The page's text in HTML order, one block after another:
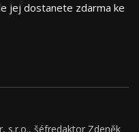
jej dostanete zdarma ke
s.r.o., šéfredaktor Zdeněk